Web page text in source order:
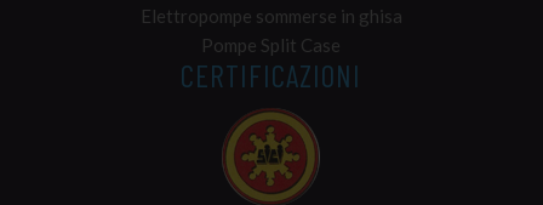
Elettropompe sommerse in ghisa
Pompe Split Case
CERTIFICAZIONI